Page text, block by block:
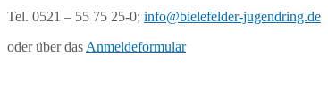
Tel. 0521 – 55 75 25-0; info@bielefelder-jugendring.de
oder über das Anmeldeformular